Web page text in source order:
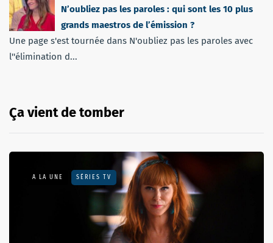
N’oubliez pas les paroles : qui sont les 10 plus
grands maestros de l’émission ?
Une page s'est tournée dans N'oubliez pas les paroles avec
l''élimination d...
Ça vient de tomber
A LA UNE SÉRIES TV